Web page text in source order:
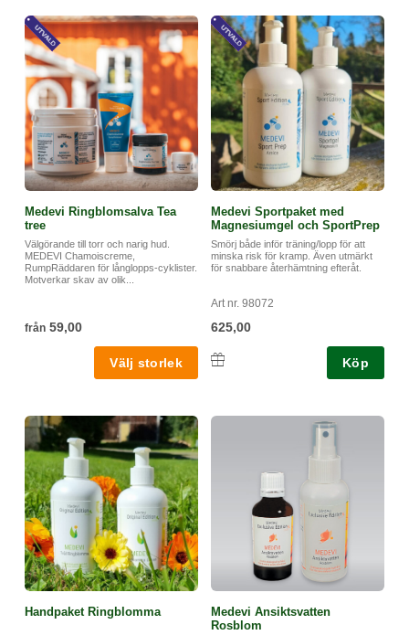
Innehåller: Olivolja*, svensk rapsolja*, svenskt oblekt bivax*,
arnica*, rosmarin*, kamomill*. *=ekologisk ingrediens. 100%
ekologisk.
Ingr INCI: Olea europea, brassica napus, cera alba,
rosmarinus officinalis, arnica montana, chamomilla recutita,
(limonen, linalol).
Medevi Ringblomsalva Tea
tree
Välgörande till torr och narig hud.
MEDEVI Chamoiscreme,
RumpRäddaren för långlopps-cyklister.
Motverkar skav av olik...
från 59,00
Medevi Sportpaket med
Magnesiumgel och SportPrep
Smörj både inför träning/lopp för att
minska risk för kramp. Även utmärkt
för snabbare återhämtning efteråt.
Art nr. 98072
625,00
Köp
Handpaket Ringblomma
Medevi Ansiktsvatten
Rosblom